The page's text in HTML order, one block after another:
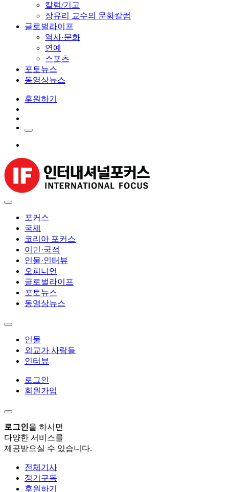
칼럼/기고
장유리 교수의 문화칼럼
글로벌라이프
역사·문화
연예
스포츠
포토뉴스
동영상뉴스
후원하기
포커스
국제
코리아 포커스
이민·국적
인물·인터뷰
오피니언
글로벌라이프
포토뉴스
동영상뉴스
인물
외교가 사람들
인터뷰
로그인
회원가입
로그인을 하시면
다양한 서비스를
제공받으실 수 있습니다.
전체기사
정기구독
후원하기